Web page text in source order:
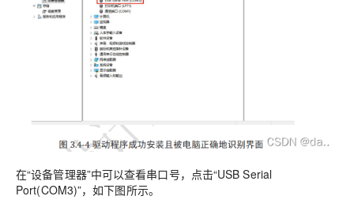
在“设备管理器”中可以查看串口号，点击“USB Serial
Port(COM3)”，如下图所示。